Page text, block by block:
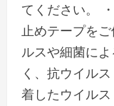
てください。
止めテープを
ルスや細菌に
く、抗ウイル
着したウイル